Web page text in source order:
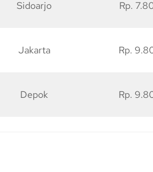
Sidoarjo Rp.
Jakarta Rp.
Depok Rp.